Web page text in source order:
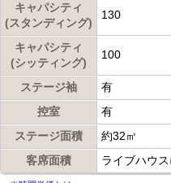
キャパシティ
(スタンディング)
130
キャパシティ
(シッティング)
100
ステージ袖
有
控室
有
ステージ面積
約32㎡
客席面積
ライブハウ